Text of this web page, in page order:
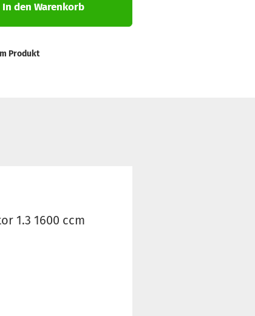
In den Warenkorb
Produkt
1.3 1600 ccm